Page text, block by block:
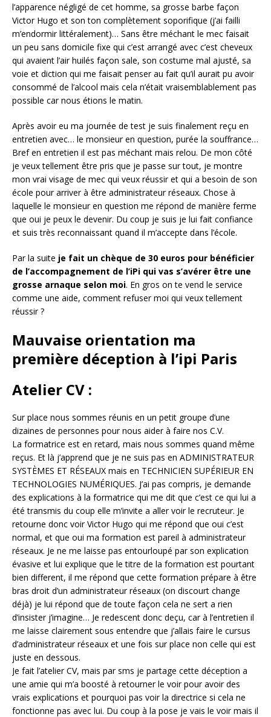
l’apparence négligé de cet homme, sa grosse barbe façon
Victor Hugo et son ton complètement soporifique (j’ai failli
m’endormir littéralement)… Sans être méchant le mec faisait
un peu sans domicile fixe qui c’est arrangé avec c’est cheveux
qui avaient l’air huilés façon sale, son costume mal ajusté, sa
voie et diction qui me faisait penser au fait qu’il aurait pu avoir
consommé de l’alcool mais cela n’était vraisemblablement pas
possible car nous étions le matin.
Après avoir eu ma journée de test je suis finalement reçu en
entretien avec… le monsieur en question, purée la souffrance…
Bref en entretien il est pas méchant mais relou. De mon côté
je veux tellement être pris que je passe sur tout, je montre
mon vrai visage de mec qui veux réussir et qui a besoin de son
école pour arriver à être administrateur réseaux. Chose à
laquelle le monsieur en question me répond de manière ferme
que oui je peux le devenir. Du coup je suis je lui fait confiance
et suis très reconnaissant quand il m’accepte dans l’école.
Par la suite je fait un chèque de 30 euros pour bénéficier
de l’accompagnement de l’iPi qui vas s’avérer être une
grosse arnaque selon moi. En gros on te vend le service
comme une aide, comment refuser moi qui veux tellement
réussir ?
Mauvaise orientation ma
première déception à l’ipi Paris
Atelier CV :
Sur place nous sommes réunis en un petit groupe d’une
dizaines de personnes pour nous aider à faire nos C.V.
La formatrice est en retard, mais nous sommes quand même
reçus. Et là j’apprend que je ne suis pas en ADMINISTRATEUR
SYSTÈMES ET RÉSEAUX mais en TECHNICIEN SUPÉRIEUR EN
TECHNOLOGIES NUMÉRIQUES. J’ai pas compris, je demande
des explications à la formatrice qui me dit que c’est ce qui lui a
été transmis du coup elle m’invite a aller voir le recruteur. Je
retourne donc voir Victor Hugo qui me répond que oui c’est
normal, et que oui ma formation est pareil à administrateur
réseaux. Je ne me laisse pas entourloupé par son explication
évasive et lui explique que le titre de la formation est pourtant
bien different, il me répond que cette formation prépare à être
bras droit d’un administrateur réseaux (on discourt change
déjà) je lui répond que de toute façon cela ne sert a rien
d’insister j’imagine… Je redescent donc deçu, car à l’entretien il
me laisse clairement sous entendre que j’allais faire le cursus
d’administrateur réseaux et une fois sur place non celle qui est
juste en dessous.
Je fait l’atelier CV, mais par sms je partage cette déception a
une amie qui m’a boosté à retourner le voir pour avoir des
vrais explications et pourquoi pas voir la directrice si cela ne
fonctionne pas avec lui. Du coup à la pose je vais le voir mais il